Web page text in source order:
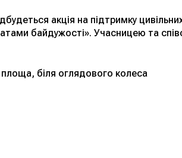
акція на підтримку
байдужості». Учасницею та
біля оглядового колеса